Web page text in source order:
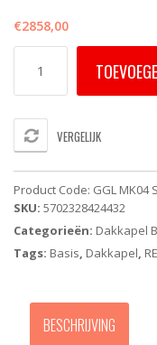
€2858,00
Dakkapel
GGL
-
2
X
GGL
Energy
VERGELIJK
Product Code: GGL MK04
SKU: 5702328424432
Categorieën: Dakkapel
Tags: Basis, Dakkapel,
BESCHRIJVING